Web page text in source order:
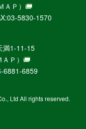
ＡＰ）
5830-1570
満1-11-15
ＡＰ）
6859
Ltd All rights reserved.